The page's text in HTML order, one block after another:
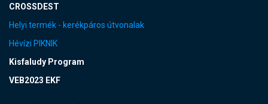
CROSSDEST
Helyi termék - kerékpáros útvonalak
Hévízi PIKNIK
Kisfaludy Program
VEB2023 EKF